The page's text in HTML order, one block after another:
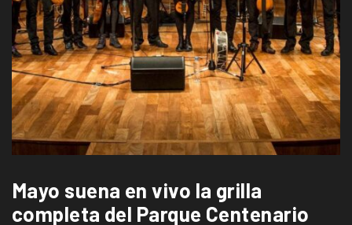
Mayo suena en vivo la grilla
completa del Parque Centenario